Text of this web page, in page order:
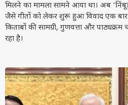
मिलने का मामला सामने आया था। अब
जैसे गीतों को लेकर शुरू हुआ विवाद एक
किताबों की सामग्री, गुणवत्ता और
रहा है।